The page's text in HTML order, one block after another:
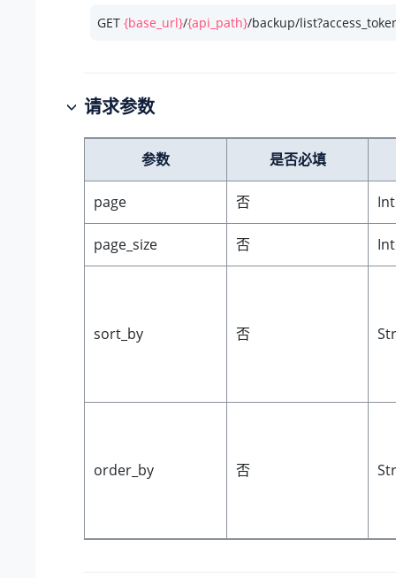
GET {base_url}/{api_path}/backup/
请求参数
参数 是否必填
page 否
page_size 否
sort_by 否
order_by 否